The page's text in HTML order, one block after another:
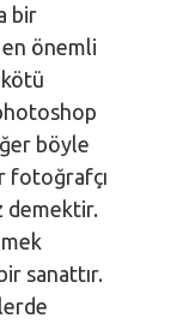
bir
en önemli
böyle
fotoğrafçı
demektir.
sanattır.